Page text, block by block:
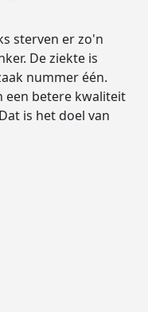
sterven er zo'n
De ziekte is
nummer één.
een betere kwaliteit
is het doel van